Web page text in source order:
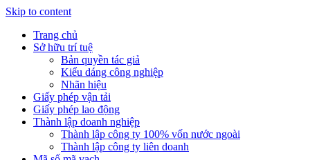
Skip to content
Trang chủ
Sở hữu trí tuệ
Bản quyền tác giả
Kiểu dáng công nghiệp
Nhãn hiệu
Giấy phép vận tải
Giấy phép lao động
Thành lập doanh nghiệp
Thành lập công ty 100% vốn nước ngoài
Thành lập công ty liên doanh